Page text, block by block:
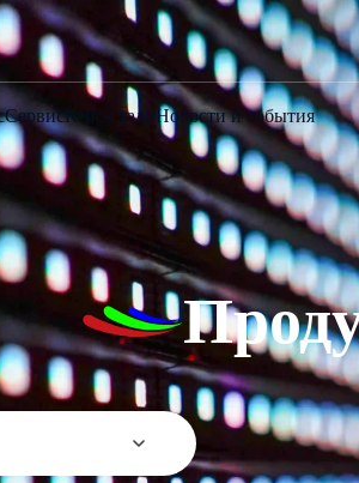
СервисКейс-стади Новости и события